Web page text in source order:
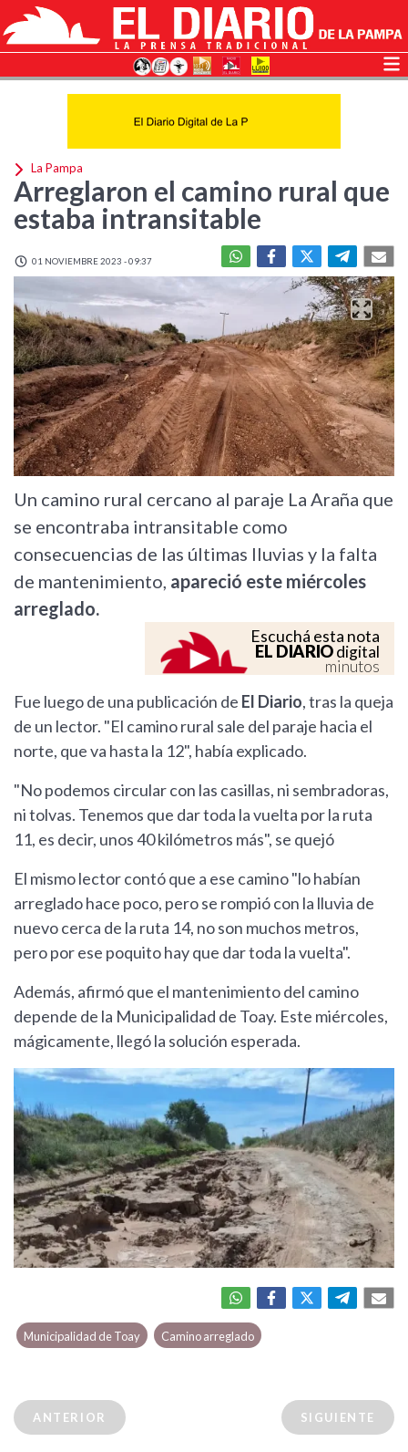
La Pampa
Arreglaron el camino rural que
estaba intransitable
01 NOVIEMBRE 2023 - 09:37
Un camino rural cercano al paraje La Araña que
se encontraba intransitable como
consecuencias de las últimas lluvias y la falta
de mantenimiento, apareció este miércoles
arreglado.
Escuchá esta nota
EL DIARIOdigital
minutos
Fue luego de una publicación de El Diario, tras la queja
de un lector. "El camino rural sale del paraje hacia el
norte, que va hasta la 12", había explicado.
"No podemos circular con las casillas, ni sembradoras,
ni tolvas. Tenemos que dar toda la vuelta por la ruta
11, es decir, unos 40 kilómetros más", se quejó
El mismo lector contó que a ese camino "lo habían
arreglado hace poco, pero se rompió con la lluvia de
nuevo cerca de la ruta 14, no son muchos metros,
pero por ese poquito hay que dar toda la vuelta".
Además, afirmó que el mantenimiento del camino
depende de la Municipalidad de Toay. Este miércoles,
mágicamente, llegó la solución esperada.
Municipalidad de Toay Camino arreglado
ANTERIOR SIGUIENTE